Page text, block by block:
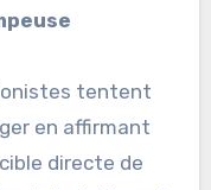
tentent
en affirmant
directe de